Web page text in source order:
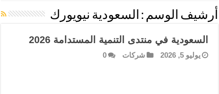
أرشيف الوسم : السعودية نيويورك
السعودية في منتدى التنمية المستدامة 2026
يوليو 5, 2026 شركات 0